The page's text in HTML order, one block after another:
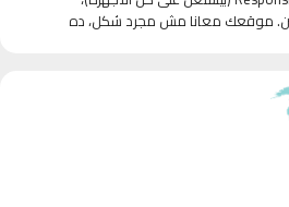
موقعك معانا مش مجرد شكل، ده